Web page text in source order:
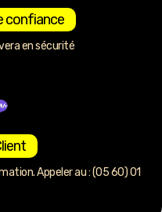
confiance
en sécurité
Appeler au : (05 60) 01